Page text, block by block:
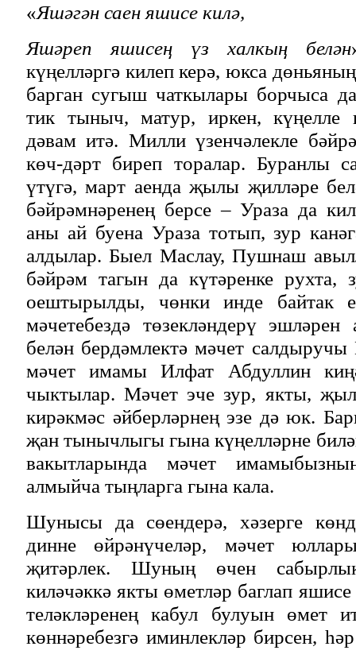
«Яшәгән саен яшисе килә,
Яшәреп яшисең үз халкың белән
күңелләргә килеп керә, юкса
барган сугыш чаткылары борчыса
тик тыныч, матур, иркен, күңелле
дәвам итә. Милли үзенчәлекле
көч-дәрт биреп торалар. Буранлы
үтүгә, март аенда җылы җилләре
бәйрәмнәренең берсе – Ураза да
аны ай буена Ураза тотып, зур
алдылар. Быел Маслау, Пушнаш
бәйрәм тагын да күтәренке рухта,
оештырылды, чөнки инде байтак
мәчетебездә төзекләндерү
белән бердәмлектә мәчет
мәчет имамы Илфат Абдуллин
чыктылар. Мәчет эче зур, якты,
кирәкмәс әйберләрнең эзе дә юк.
җан тынычлыгы гына күңелләрне
вакытларында мәчет
алмыйча тыңларга гына кала.
Шунысы да сөендерә, хәзерге
динне өйрәнүчеләр, мәчет
җитәрлек. Шуның өчен
киләчәккә якты өметләр баглап
теләкләренең кабул булуын өмет
көннәребезгә иминлекләр бирсен,